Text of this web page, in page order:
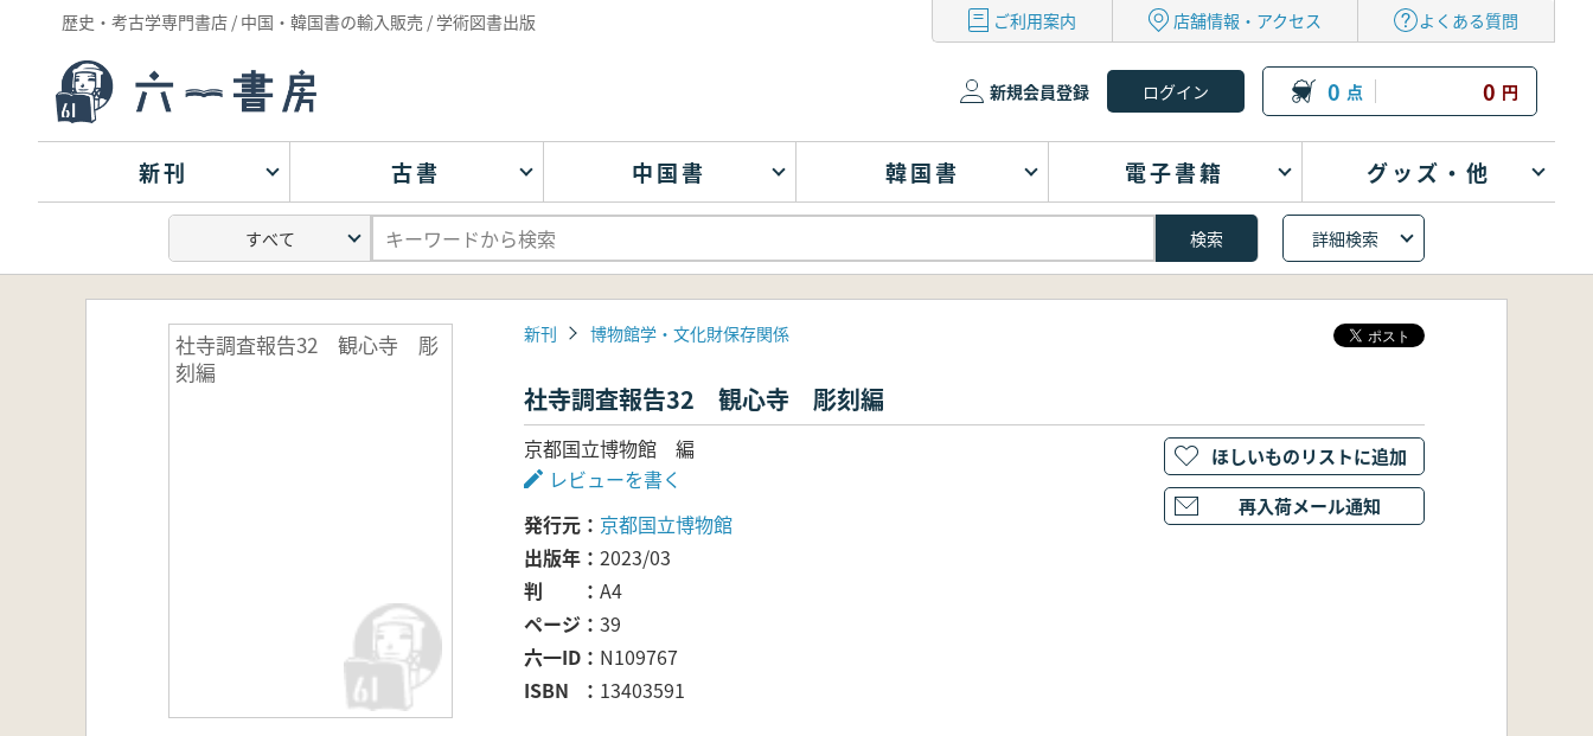
歴史・考古学専門書店 / 中国・韓国書の輸入販売 / 学術図書出版 ご利用案内 店舗情報・アクセス よくある質問
新規会員登録 0 点 0 円
新刊 古書 中国書 韓国書 電子書籍 グッズ・他
詳細検索
社寺調査報告32 観心寺 彫
刻編
新刊 博物館学・文化財保存関係
社寺調査報告32 観心寺 彫刻編
京都国立博物館 編
レビューを書く
発行元
京都国立博物館
出版年
2023/03
判
A4
ページ
39
六一ID
N109767
ISBN
13403591
ほしいものリストに追加
再入荷メール通知